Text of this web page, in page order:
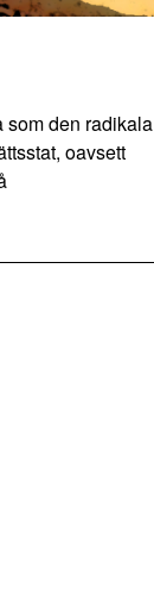
som den radikala
oavsett